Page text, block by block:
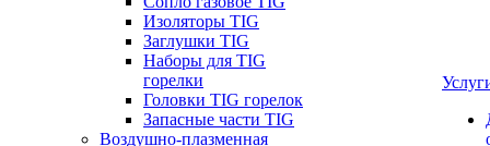
Изоляторы TIG
Заглушки TIG
Наборы для TIG
горелки
Головки TIG горелок
Запасные части TIG
Воздушно-плазменная